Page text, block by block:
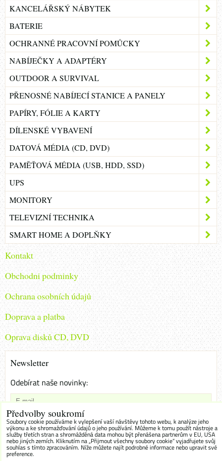
KANCELÁŘSKÝ NÁBYTEK
BATERIE
OCHRANNÉ PRACOVNÍ POMŮCKY
NABÍJEČKY A ADAPTÉRY
OUTDOOR A SURVIVAL
PŘENOSNÉ NABÍJECÍ STANICE A PANELY
PAPÍRY, FÓLIE A KARTY
DÍLENSKÉ VYBAVENÍ
DATOVÁ MÉDIA (CD, DVD)
PAMĚŤOVÁ MÉDIA (USB, HDD, SSD)
UPS
MONITORY
TELEVIZNÍ TECHNIKA
SMART HOME A DOPLŇKY
Kontakt
Obchodni podminky
Ochrana osobních údajů
Doprava a platba
Oprava disků CD, DVD
Newsletter
Odebírat naše novinky:
Chci se přihlásit k odběru novinek e-mailem
Odebírat
Předvolby soukromí
Soubory cookie používáme k vylepšení vaší návštěvy tohoto webu, k analýze jeho
výkonu a ke shromažďování údajů o jeho používání. Můžeme k tomu použít nástroje a
služby třetích stran a shromážděná data mohou být přenášena partnerům v EU, USA
nebo jiných zemích. Kliknutím na „Přijmout všechny soubory cookie“ vyjadřujete svůj
souhlas s tímto zpracováním. Níže můžete najít podrobné informace nebo upravit své
preference.